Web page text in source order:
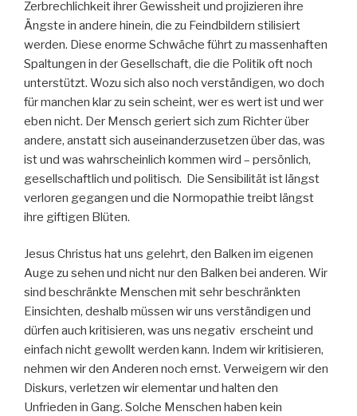
Zerbrechlichkeit ihrer Gewissheit und projizieren ihre
Ängste in andere hinein, die zu Feindbildern stilisiert
werden. Diese enorme Schwäche führt zu massenhaften
Spaltungen in der Gesellschaft, die die Politik oft noch
unterstützt. Wozu sich also noch verständigen, wo doch
für manchen klar zu sein scheint, wer es wert ist und wer
eben nicht. Der Mensch geriert sich zum Richter über
andere, anstatt sich auseinanderzusetzen über das, was
ist und was wahrscheinlich kommen wird – persönlich,
gesellschaftlich und politisch. Die Sensibilität ist längst
verloren gegangen und die Normopathie treibt längst
ihre giftigen Blüten.
Jesus Christus hat uns gelehrt, den Balken im eigenen
Auge zu sehen und nicht nur den Balken bei anderen. Wir
sind beschränkte Menschen mit sehr beschränkten
Einsichten, deshalb müssen wir uns verständigen und
dürfen auch kritisieren, was uns negativ erscheint und
einfach nicht gewollt werden kann. Indem wir kritisieren,
nehmen wir den Anderen noch ernst. Verweigern wir den
Diskurs, verletzen wir elementar und halten den
Unfrieden in Gang. Solche Menschen haben kein